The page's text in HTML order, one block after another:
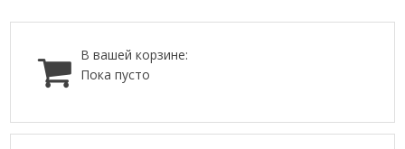
В вашей корзине:
Пока пусто